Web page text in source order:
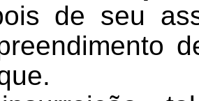
de seu